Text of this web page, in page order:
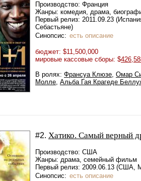
Производство: Франция
Жанры: комедия, драма,
Первый релиз: 2011.09.23
Себастьяне)
Синопсис: есть описание
бюджет: $11,500,000
мировые кассовые сборы: $
В ролях: Франсуа Клюзе, Омар
Молле, Альба Гая Крагеде
#2. Хатико. Самый верный
Производство: США
Жанры: драма, семейный фильм
Первый релиз: 2009.06.13 (США,
Синопсис: есть описание